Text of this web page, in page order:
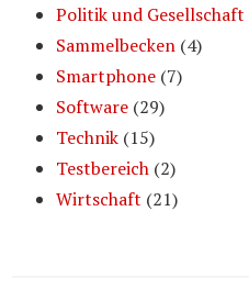
Politik und Gesellschaft
Sammelbecken (4)
Smartphone (7)
Software (29)
Technik (15)
Testbereich (2)
Wirtschaft (21)